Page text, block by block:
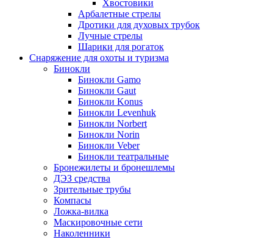
Хвостовики
Арбалетные стрелы
Дротики для духовых трубок
Лучные стрелы
Шарики для рогаток
Снаряжение для охоты и туризма
Бинокли
Бинокли Gamo
Бинокли Gaut
Бинокли Konus
Бинокли Levenhuk
Бинокли Norbert
Бинокли Norin
Бинокли Veber
Бинокли театральные
Бронежилеты и бронешлемы
ДЭЗ средства
Зрительные трубы
Компасы
Ложка-вилка
Маскировочные сети
Наколенники